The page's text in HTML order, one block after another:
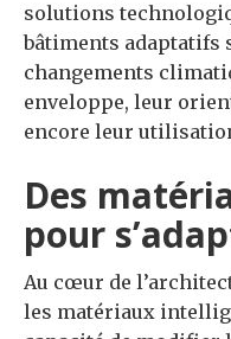
solutions
bâtiments adaptatifs
changements
enveloppe, leur
encore leur
Des
pour
Au cœur de
les matériaux